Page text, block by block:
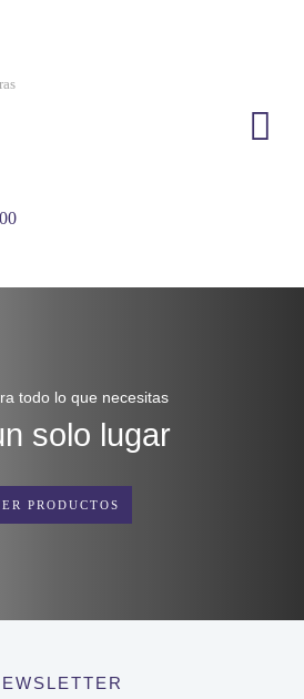
todo lo que necesitas
solo lugar
PRODUCTOS